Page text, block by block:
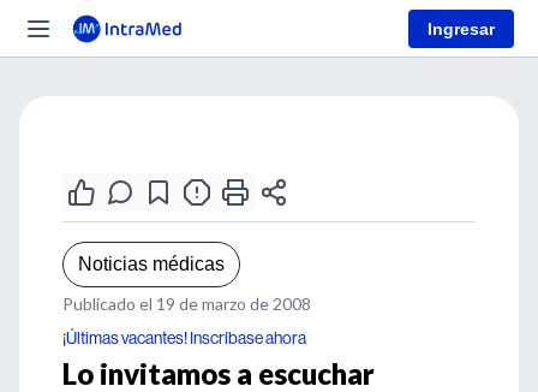
Ingresar
Noticias médicas
Publicado el 19 de marzo de 2008
¡Últimas vacantes! Inscríbase ahora
Lo invitamos a escuchar